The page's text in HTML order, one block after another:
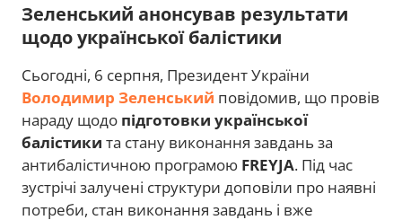
Зеленський анонсував результати
щодо української балістики
Сьогодні, 6 серпня, Президент України
Володимир Зеленський повідомив, що провів
нараду щодо підготовки української
балістики та стану виконання завдань за
антибалістичною програмою FREYJA. Під час
зустрічі залучені структури доповіли про наявні
потреби, стан виконання завдань і вже